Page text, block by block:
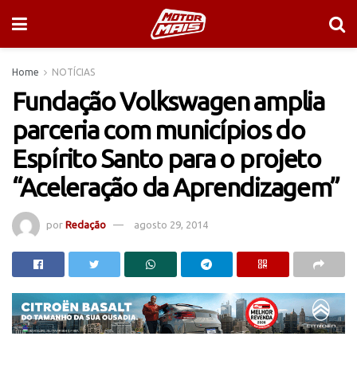
Home NOTÍCIAS
Fundação Volkswagen amplia
parceria com municípios do
Espírito Santo para o projeto
“Aceleração da Aprendizagem”
por Redação agosto 29, 2014